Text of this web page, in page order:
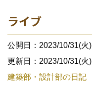
ライブ
公開日：2023/10/31(火)
更新日：2023/10/31(火)
建築部・設計部の日記